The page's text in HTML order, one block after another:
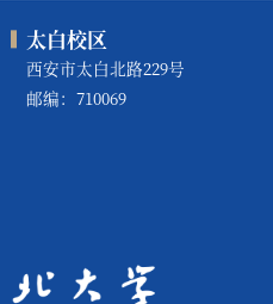
太白校区
西安市太白北路229号
邮编：710069